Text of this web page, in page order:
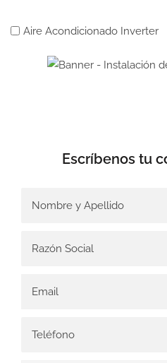
Aire Acondicionado Inverter
Escríbenos tu